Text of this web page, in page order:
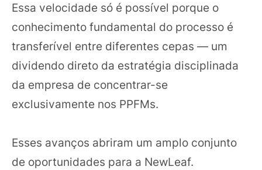
Essa velocidade só é possível porque o
conhecimento fundamental do processo é
transferível entre diferentes cepas — um
dividendo direto da estratégia disciplinada
da empresa de concentrar-se
exclusivamente nos PPFMs.
Esses avanços abriram um amplo conjunto
de oportunidades para a NewLeaf.